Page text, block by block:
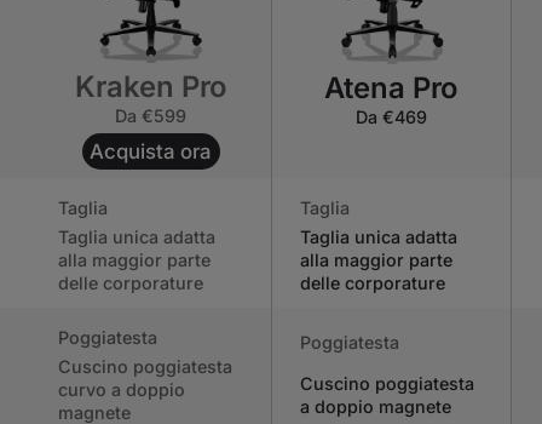
Kraken Pro
Da €599
Acquista ora
Atena Pro
Da €469
Taglia
Taglia unica adatta
alla maggior parte
delle corporature
Taglia
Taglia unica adatta
alla maggior parte
delle corporature
Poggiatesta
Cuscino poggiatesta
curvo a doppio
magnete
Poggiatesta
Cuscino poggiatesta
a doppio magnete